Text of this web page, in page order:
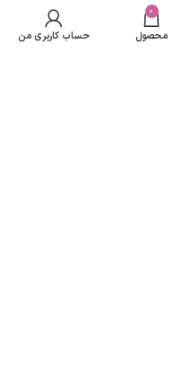
باشد
0
محصول حساب کاربری من